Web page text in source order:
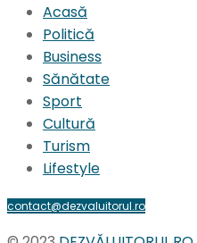
Acasă
Politică
Business
Sănătate
Sport
Cultură
Turism
Lifestyle
contact@dezvaluitorul.ro